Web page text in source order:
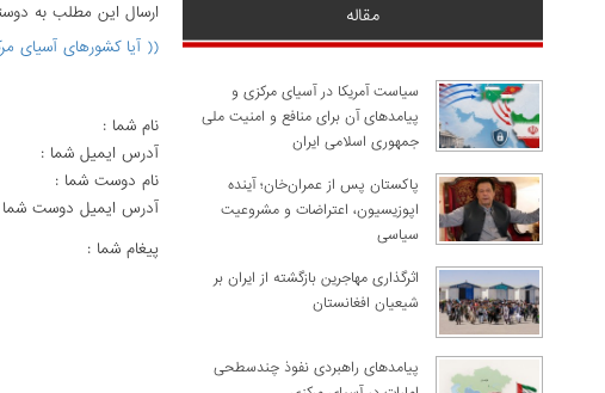
مقاله
سیاست آمریکا در آسیای مرکزی و
پیامدهای آن برای منافع و امنیت ملی
جمهوری اسلامی ایران
پاکستان پس از عمران‌خان؛ آینده
اپوزیسیون، اعتراضات و مشروعیت
سیاسی
اثرگذاری مهاجرین بازگشته از ایران بر
شیعیان افغانستان
پیامدهای راهبردی نفوذ چندسطحی
ارسال اين مطلب به
(( آیا کشورهای آسیای
نام شما :
آدرس ايميل شما :
نام دوست شما :
آدرس ايميل دوست
پيغام شما :